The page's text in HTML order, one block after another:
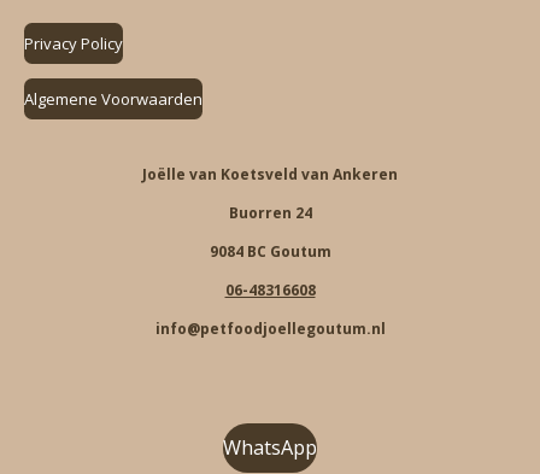
Privacy Policy
Algemene Voorwaarden
Joëlle van Koetsveld van Ankeren
Buorren 24
9084 BC Goutum
06-48316608
info@petfoodjoellegoutum.nl
WhatsApp